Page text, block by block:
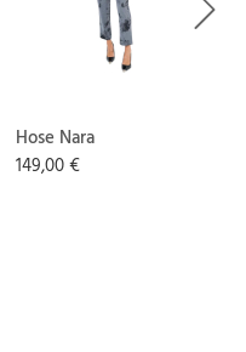
Hose Nara
149,00 €
Next